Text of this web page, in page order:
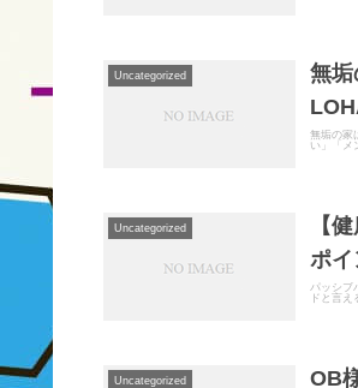
Uncategorized
無垢
無垢の家
い」「メ
Uncategorized
【
ポ
パッシブ
ドと言
Uncategorized OB